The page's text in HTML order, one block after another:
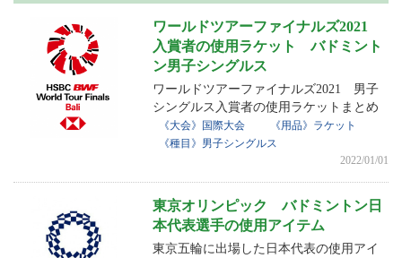
ワールドツアーファイナルズ2021
入賞者の使用ラケット バドミント
ン男子シングルス
ワールドツアーファイナルズ2021 男子
シングルス入賞者の使用ラケットまとめ
《大会》国際大会
《用品》ラケット
《種目》男子シングルス
2022/01/01
東京オリンピック バドミントン日
本代表選手の使用アイテム
東京五輪に出場した日本代表の使用アイ